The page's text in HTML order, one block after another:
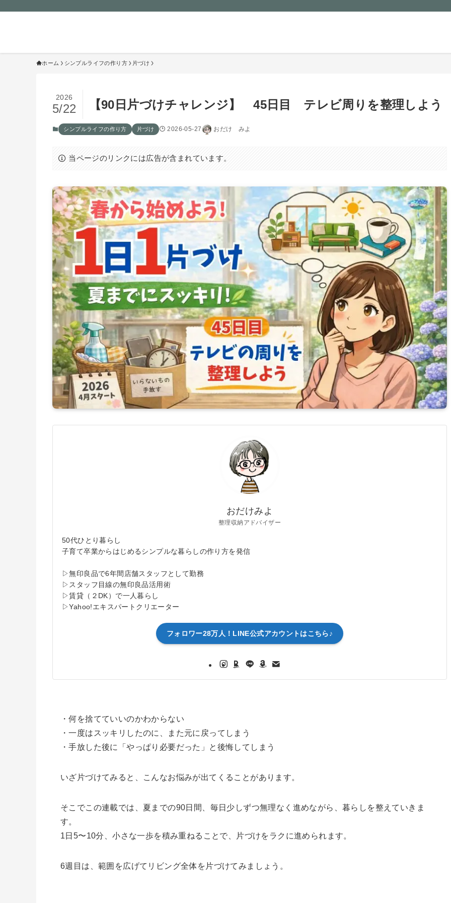
ホーム シンプルライフの作り方 片づけ
【90日片づけチャレンジ】 45日目 テレビ周りを整理しよう
2026
5/22
シンプルライフの作り方 片づけ 2026-05-27 おだけ みよ
当ページのリンクには広告が含まれています。
おだけみよ
整理収納アドバイザー
50代ひとり暮らし
子育て卒業からはじめるシンプルな暮らしの作り方を発信
▷無印良品で6年間店舗スタッフとして勤務
▷スタッフ目線の無印良品活用術
▷賃貸（２DK）で一人暮らし
▷Yahoo!エキスパートクリエーター
フォロワー28万人！LINE公式アカウントはこちら♪
・何を捨てていいのかわからない
・一度はスッキリしたのに、また元に戻ってしまう
・手放した後に「やっぱり必要だった」と後悔してしまう
いざ片づけてみると、こんなお悩みが出てくることがあります。
そこでこの連載では、夏までの90日間、毎日少しずつ無理なく進めながら、暮らしを整えていきま
す。
1日5〜10分、小さな一歩を積み重ねることで、片づけをラクに進められます。
6週目は、範囲を広げてリビング全体を片づけてみましょう。